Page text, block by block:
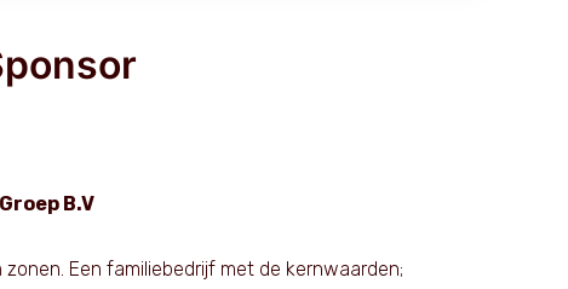
B.V
Een familiebedrijf met de kernwaarden;